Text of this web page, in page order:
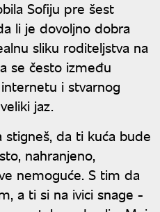
Sofiju pre šest
li je dovoljno dobra
sliku roditeljstva na
se često između
i stvarnog
jaz.
da ti kuća bude
nahranjeno,
nemoguće. S tim da
a ti si na ivici snage -